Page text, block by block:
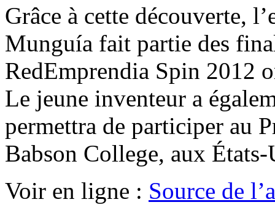
Grâce à cette découverte,
Munguía fait partie des
RedEmprendia Spin 2012
Le jeune inventeur a
permettra de participer au
Babson College, aux
Voir en ligne : Source de